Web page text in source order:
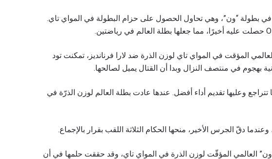
في بطولة “ون”، وهي تحاول الحصول على حزام البطولة في المواي تاي.
المؤقت في المواي تاي لوزن الذرة ضد لارا فرنانديز، تمكنت تود
في منتصف النزال وبدا أن القتال يميل لصالحها.
تتراجع وعليها تقديم أداء أفضل. عندها عادت بطلة العالم لوزن الذرّة في
دقّ الجرس الأخير، منحها الحكام الثلاثة اللقب بقرار بالإجماع.
العالمي المؤقّت لوزن الذرة في المواي تاي، وقد حققت حلمها في أن
العرض
شاهد أبرز اللقطات
الإسم
بإرسال هذا النموذج، فإنك توافق على جمعنا لمعلوماتك واستخدامها والإفصاح